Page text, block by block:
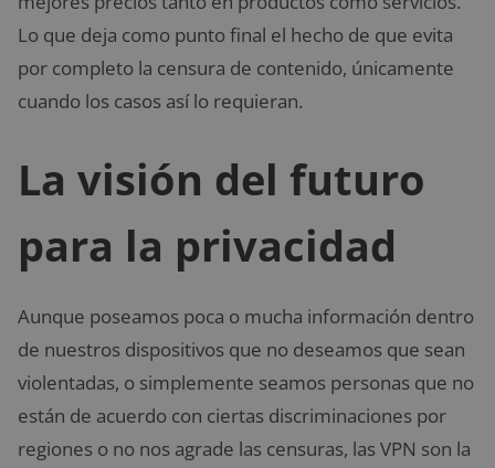
Lo que deja como punto final el hecho de que evita
por completo la censura de contenido, únicamente
cuando los casos así lo requieran.
La visión del futuro
para la privacidad
Aunque poseamos poca o mucha información dentro
de nuestros dispositivos que no deseamos que sean
violentadas, o simplemente seamos personas que no
están de acuerdo con ciertas discriminaciones por
regiones o no nos agrade las censuras, las VPN son la